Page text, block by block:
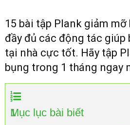
15 bài tập Plank giảm
đầy đủ các động tác giúp
tại nhà cực tốt. Hãy tập
bụng trong 1 tháng ngay
1
Mục lục bài biết